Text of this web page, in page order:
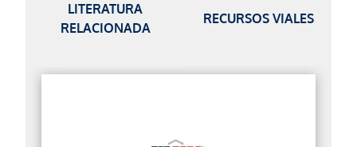
LITERATURA
RELACIONADA
RECURSOS VIALES